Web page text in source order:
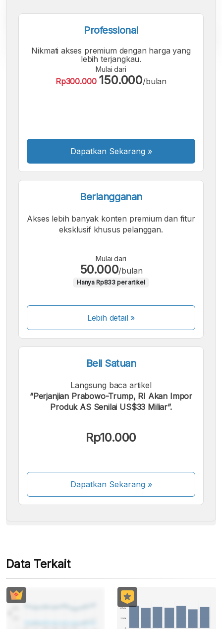
Font
A
Font
A
Font
Professional
Nikmati akses premium dengan harga yang
lebih terjangkau.
Mulai dari
Rp300.000 150.000/bulan
Dapatkan Sekarang »
Berlangganan
Akses lebih banyak konten premium dan fitur
eksklusif khusus pelanggan.
Mulai dari
50.000/bulan
Hanya Rp833 per artikel
Lebih detail »
Beli Satuan
Langsung baca artikel
“Perjanjian Prabowo-Trump, RI Akan Impor
Produk AS Senilai US$33 Miliar”.
Rp10.000
Dapatkan Sekarang»
Beberapa metode pembayaran masih dalam
Data Terkait